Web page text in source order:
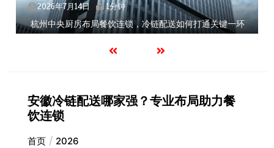
2026年7月14日 1分钟
杭州中央厨房布局餐饮连锁，冷链配送如何打通关键一环
安徽冷链配送哪家强？专业布局助力餐
饮连锁
首页 2026